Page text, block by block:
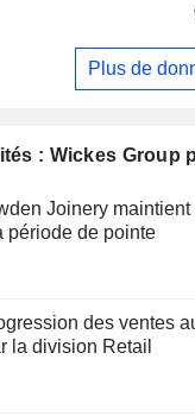
: Wickes Group
Joinery
période de pointe
des ventes
la division Retail
Plus de